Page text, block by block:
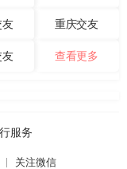
友 重庆交友
友 查看更多
服务
关注微信